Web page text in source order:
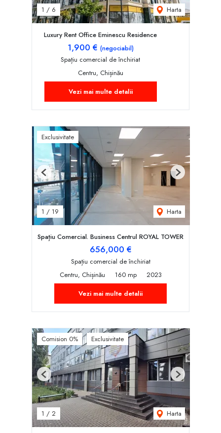
1 / 6 Harta
Luxury Rent Office Eminescu Residence
1,900 € (negociabil)
Spațiu comercial de închiriat
Centru, Chișinău
Vezi mai multe detalii
Exclusivitate
1 / 19 Harta
Previous Next
Spațiu Comercial. Business Centrul ROYAL TOWER
656,000 €
Spațiu comercial de închiriat
Centru, Chișinău
160 mp
2023
Vezi mai multe detalii
Comision 0% Exclusivitate
1 / 2 Harta
Previous Next